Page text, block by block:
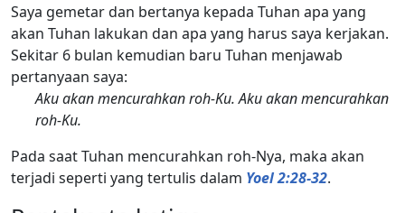
Saya gemetar dan bertanya kepada Tuhan apa yang
akan Tuhan lakukan dan apa yang harus saya kerjakan.
Sekitar 6 bulan kemudian baru Tuhan menjawab
pertanyaan saya:
Aku akan mencurahkan roh-Ku. Aku akan mencurahkan
roh-Ku.
Pada saat Tuhan mencurahkan roh-Nya, maka akan
terjadi seperti yang tertulis dalam Yoel 2:28-32.